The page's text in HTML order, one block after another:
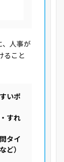
、人事が
ること
いポ
すれ
タイ
ど）